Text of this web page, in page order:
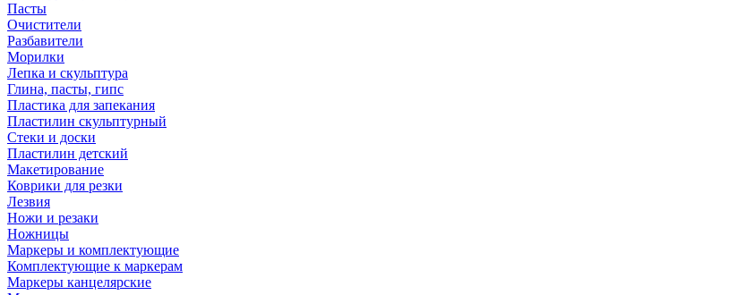
Пасты
Очистители
Разбавители
Морилки
Лепка и скульптура
Глина, пасты, гипс
Пластика для запекания
Пластилин скульптурный
Стеки и доски
Пластилин детский
Макетирование
Коврики для резки
Лезвия
Ножи и резаки
Ножницы
Маркеры и комплектующие
Комплектующие к маркерам
Маркеры канцелярские